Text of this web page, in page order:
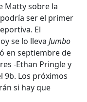
Matty sobre la
ser el primer
El
se lo lleva Jumbo
en septiembre de
-Ethan Pringle y
9b. Los próximos
si hay que